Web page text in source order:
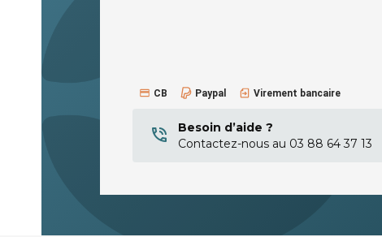
CB Paypal Virement bancaire
Besoin d’aide ?
Contactez-nous au 03 88 64 37 13